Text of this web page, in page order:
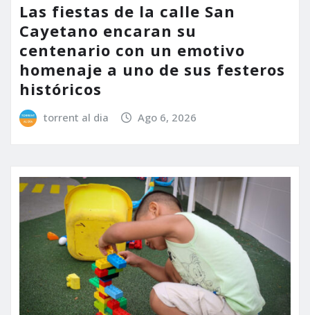
Las fiestas de la calle San
Cayetano encaran su
centenario con un emotivo
homenaje a uno de sus festeros
históricos
torrent al dia Ago 6, 2026